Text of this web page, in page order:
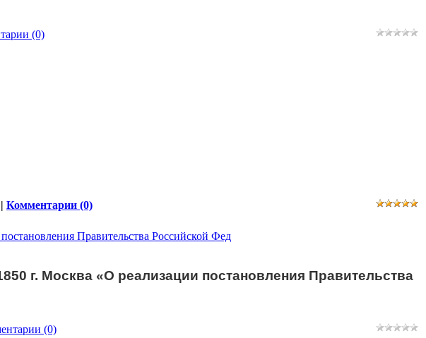
(0)
| Комментарии (0)
Правительства Российской Фед
г. Москва «О реализации постановления Правительства
(0)